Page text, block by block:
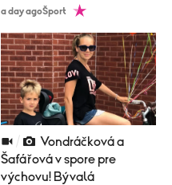
prišiel?!
a day agoŠport
Šafářová v spore pre
výchovu! Bývalá